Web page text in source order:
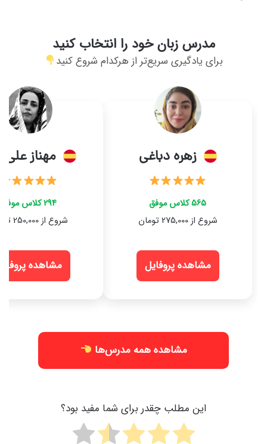
مدرس زبان خود را انتخاب کنید
برای یادگیری سریع‌تر از هرکدام شروع کنید
زهره دباغی
565 کلاس موفق
شروع از 275,000 تومان
مشاهده پروفایل
مهناز علی
294 کلاس موفق
شروع از 250,000 تومان
مشاهده
مشاهده همه مدرس‌ها
این مطلب چقدر برای شما مفید بود؟